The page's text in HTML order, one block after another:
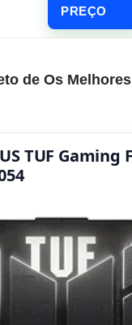
PREÇO
de Os
TUF Gaming